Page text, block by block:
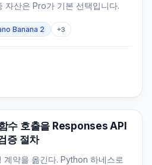
자산은 Pro가 기본 선택입니다.
Banana 2 +3
수 호출을 Responses API
증 절차
계약을 옮긴다. Python 하네스로